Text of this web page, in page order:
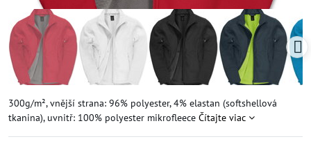
300g/m², vnější strana: 96% polyester, 4% elastan (softshellová
tkanina), uvnitř: 100% polyester mikrofleece Čítajte viac